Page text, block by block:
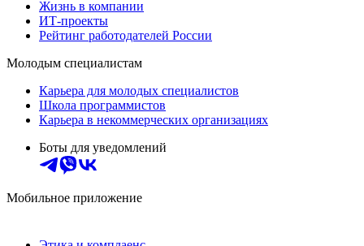
Жизнь в компании
ИТ-проекты
Рейтинг работодателей России
Молодым специалистам
Карьера для молодых специалистов
Школа программистов
Карьера в некоммерческих организациях
Боты для уведомлений
Мобильное приложение